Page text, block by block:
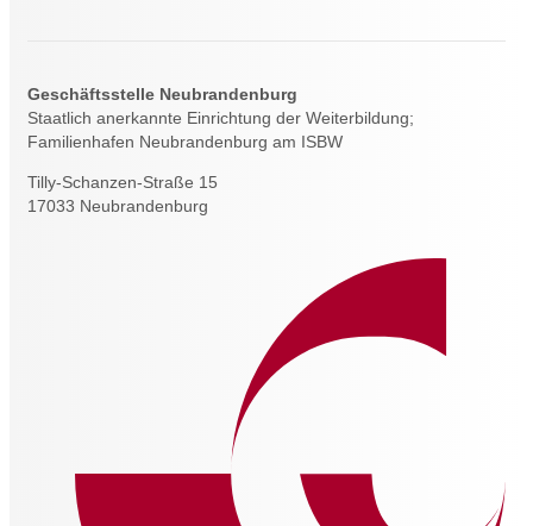
Geschäftsstelle Neubrandenburg
Staatlich anerkannte Einrichtung der Weiterbildung;
Familienhafen Neubrandenburg am ISBW
Tilly-Schanzen-Straße 15
17033 Neubrandenburg